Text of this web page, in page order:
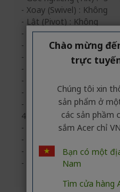
- Xoay (Swivel) : Không
- Lật (Pivot) : Không
- Nâng hạ độ cao : Không
- Power supply : External
- Công suất tiêu thụ (tắt) :
- Công suất tiêu thụ (sleep)
- Công suất tiêu thụ (bật) :
- Màu sắc : Đen
- Kích thước có chân đế:
44.60 x 19.60
- Trọng lượng có chân đế
- Kích thước Không chân
- Trọng lượng Không
- Bảo hành : 3 năm 3S1
Chào mừng
trực
Chúng tôi xin
sản phẩm ở
các sản phầm
sắm Acer chỉ
Bạn có một
Nam
Tìm cửa hàng